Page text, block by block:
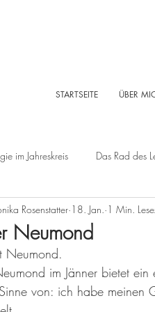
STARTSEITE ÜBER
im Jahreskreis Das Rad des
Winter Log-Buch
Naturkosmetik
Neumond
Rosenstatter 18. Jan. 1 Min.
Neumond.
im Jänner bietet
von: ich habe meinen